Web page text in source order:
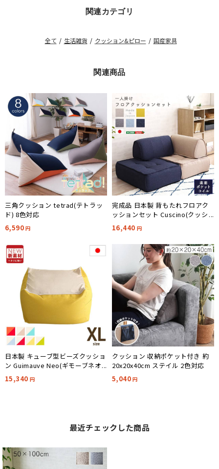
関連カテゴリ
全て / 生活雑貨 / クッション&ピロー / 国産家具
関連商品
三角クッション tetrad(テトラッ
ド) 8色対応
6,590円
完成品 日本製 背もたれフロアク
ッションセット Cuscino(クッシ
ーノ) 幅60cm 5色対応
16,440 円
日本製 キューブ型ビーズクッショ
ン Guimauve Neo(ギモーブネオ)
カラーズ XLサイズ
15,340 円
クッション 収納ポケット付き 約
20x20x40cm ステイル 2色対応
5,040円
最近チェックした商品